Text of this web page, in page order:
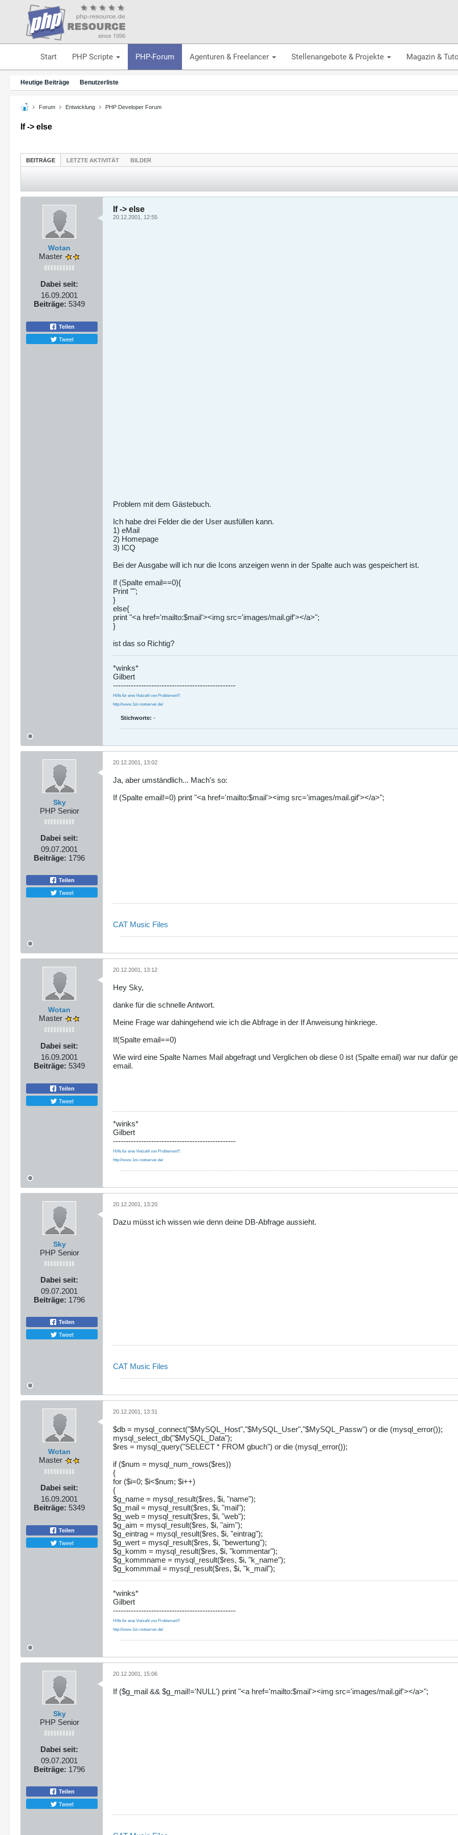
Start PHP Scripte PHP-Forum Agenturen & Freelancer Stellenangebote & Projekte Magazin &
Heutige Beiträge Benutzerliste
Forum Entwicklung PHP Developer Forum
If -> else
BEITRÄGE LETZTE AKTIVITÄT BILDER
Wotan
Master
Dabei seit:
16.09.2001
Beiträge: 5349
Teilen
Tweet
If -> else
20.12.2001, 12:55
Problem mit dem Gästebuch.
Ich habe drei Felder die der User ausfüllen kann.
1) eMail
2) Homepage
3) ICQ
Bei der Ausgabe will ich nur die Icons anzeigen wenn in der Spalte auch was gespeichert ist.
If (Spalte email==0){
Print "";
}
else{
print "<a href='mailto:$mail'><img src='images/mail.gif'></a>";
}
ist das so Richtig?
*winks*
Gilbert
------------------------------------------------
Hilfe für eine Vielzahl von Problemen!!!
http://www.1st-rootserver.de/
Stichworte: -
Sky
PHP Senior
Dabei seit:
09.07.2001
Beiträge: 1796
Teilen
Tweet
20.12.2001, 13:02
Ja, aber umständlich... Mach's so:
If (Spalte email!=0) print "<a href='mailto:$mail'><img src='images/mail.gif'></a>";
CAT Music Files
Wotan
Master
Dabei seit:
16.09.2001
Beiträge: 5349
Teilen
Tweet
20.12.2001, 13:12
Hey Sky,
danke für die schnelle Antwort.
Meine Frage war dahingehend wie ich die Abfrage in der If Anweisung hinkriege.
If(Spalte email==0)
Wie wird eine Spalte Names Mail abgefragt und Verglichen ob diese 0 ist (Spalte email) war nur dafür
email.
*winks*
Gilbert
------------------------------------------------
Hilfe für eine Vielzahl von Problemen!!!
http://www.1st-rootserver.de/
Sky
PHP Senior
Dabei seit:
09.07.2001
Beiträge: 1796
Teilen
Tweet
20.12.2001, 13:20
Dazu müsst ich wissen wie denn deine DB-Abfrage aussieht.
CAT Music Files
Wotan
Master
Dabei seit:
16.09.2001
Beiträge: 5349
Teilen
Tweet
20.12.2001, 13:31
$db = mysql_connect("$MySQL_Host","$MySQL_User","$MySQL_Passw") or die (mysql_error());
mysql_select_db("$MySQL_Data");
$res = mysql_query("SELECT * FROM gbuch") or die (mysql_error());
if ($num = mysql_num_rows($res))
{
for ($i=0; $i<$num; $i++)
{
$g_name = mysql_result($res, $i, "name");
$g_mail = mysql_result($res, $i, "mail");
$g_web = mysql_result($res, $i, "web");
$g_aim = mysql_result($res, $i, "aim");
$g_eintrag = mysql_result($res, $i, "eintrag");
$g_wert = mysql_result($res, $i, "bewertung");
$g_komm = mysql_result($res, $i, "kommentar");
$g_kommname = mysql_result($res, $i, "k_name");
$g_kommmail = mysql_result($res, $i, "k_mail");
*winks*
Gilbert
------------------------------------------------
Hilfe für eine Vielzahl von Problemen!!!
http://www.1st-rootserver.de/
Sky
PHP Senior
Dabei seit:
09.07.2001
Beiträge: 1796
Teilen
Tweet
20.12.2001, 15:06
If ($g_mail && $g_mail!='NULL') print "<a href='mailto:$mail'><img src='images/mail.gif'></a>";